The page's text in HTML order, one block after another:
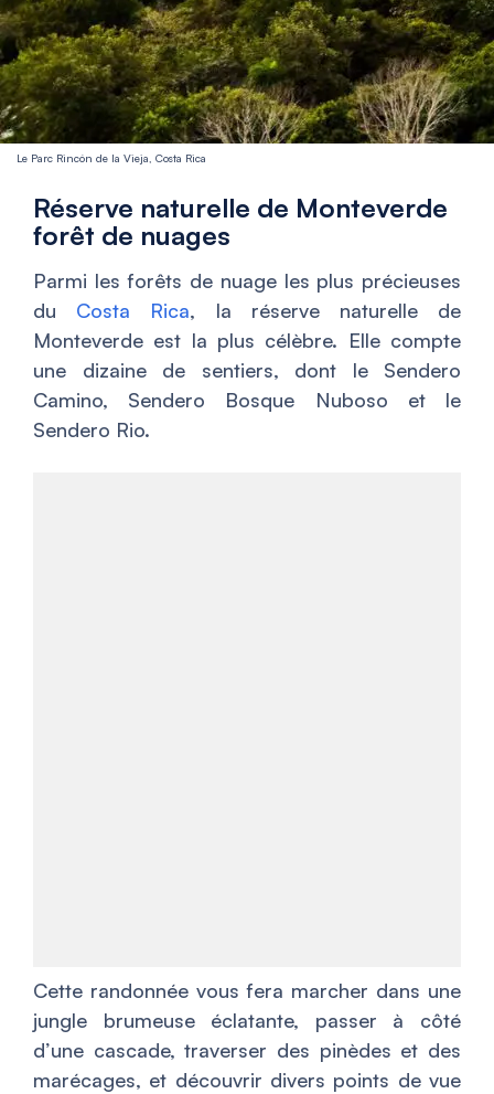
Le Parc Rincón de la Vieja, Costa Rica
Réserve naturelle de Monteverde
forêt de nuages
Parmi les forêts de nuage les plus précieuses
du Costa Rica, la réserve naturelle de
Monteverde est la plus célèbre. Elle compte
une dizaine de sentiers, dont le Sendero
Camino, Sendero Bosque Nuboso et le
Sendero Rio.
Cette randonnée vous fera marcher dans une
jungle brumeuse éclatante, passer à côté
d’une cascade, traverser des pinèdes et des
marécages, et découvrir divers points de vue